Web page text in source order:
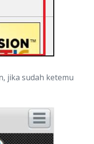
jika sudah ketemu